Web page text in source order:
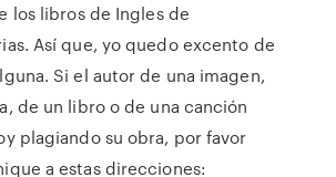
los libros de Ingles de
Así que, yo quedo excento de
Si el autor de una imagen,
de un libro o de una canción
plagiando su obra, por favor
a estas direcciones: